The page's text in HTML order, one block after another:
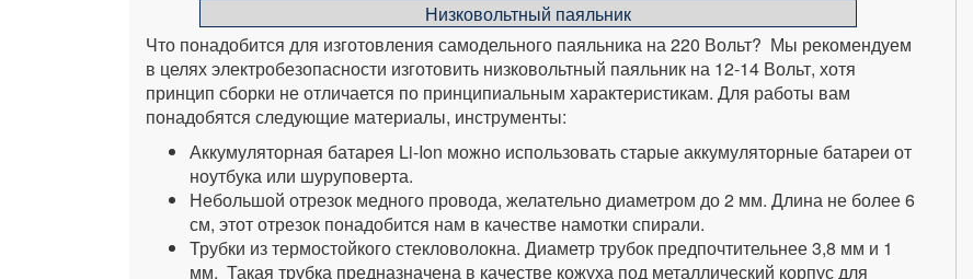
Низковольтный паяльник
Что понадобится для изготовления самодельного паяльника на 220 Вольт? Мы рекомендуем
в целях электробезопасности изготовить низковольтный паяльник на 12-14 Вольт, хотя
принцип сборки не отличается по принципиальным характеристикам. Для работы вам
понадобятся следующие материалы, инструменты:
Аккумуляторная батарея Li-Ion можно использовать старые аккумуляторные батареи от
ноутбука или шуруповерта.
Небольшой отрезок медного провода, желательно диаметром до 2 мм. Длина не более 6
см, этот отрезок понадобится нам в качестве намотки спирали.
Трубки из термостойкого стекловолокна. Диаметр трубок предпочтительнее 3,8 мм и 1
мм. Такая трубка предназначена в качестве кожуха под металлический корпус для